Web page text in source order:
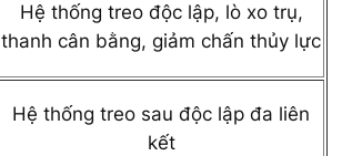
Hệ thống treo độc lập, lò xo trụ,
thanh cân bằng, giảm chấn thủy lực
Hệ thống treo sau độc lập đa liên
kết